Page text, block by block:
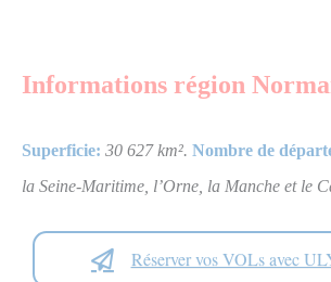
Informations région
Superficie: 30 627km². Nombre de
la Seine-Maritime, l’Orne, la Manche et le
Réserver vos VOLs avec